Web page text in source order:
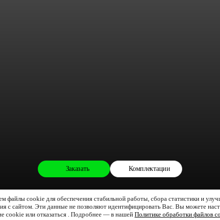
Заказать Комплектации
файлы cookie для обеспечения стабильной работы, сбора статистики и
с сайтом. Эти данные не позволяют идентифицировать Вас. Вы можете
cookie или отказаться . Подробнее — в нашейПолитике обработки файлов